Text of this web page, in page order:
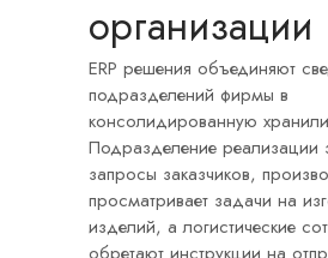
организации
ERP решения объединяют
подразделений фирмы в
консолидированную
Подразделение реализации
запросы заказчиков,
просматривает задачи на
изделий, а логистические